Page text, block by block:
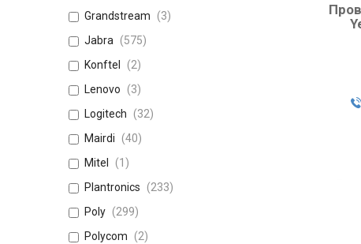
Grandstream
3
Jabra
575
Konftel
2
Lenovo
3
Logitech
32
Mairdi
40
Mitel
1
Plantronics
233
Poly
299
Polycom
2